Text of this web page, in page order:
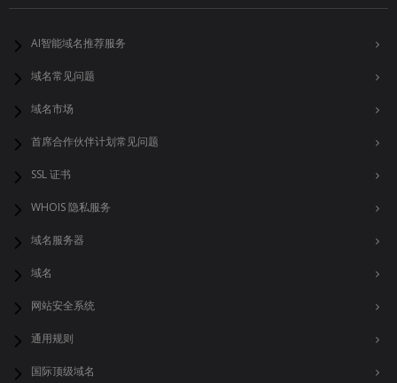
AI智能域名推荐服务
域名常见问题
域名市场
首席合作伙伴计划常见问题
SSL 证书
WHOIS 隐私服务
域名服务器
域名
网站安全系统
通用规则
国际顶级域名